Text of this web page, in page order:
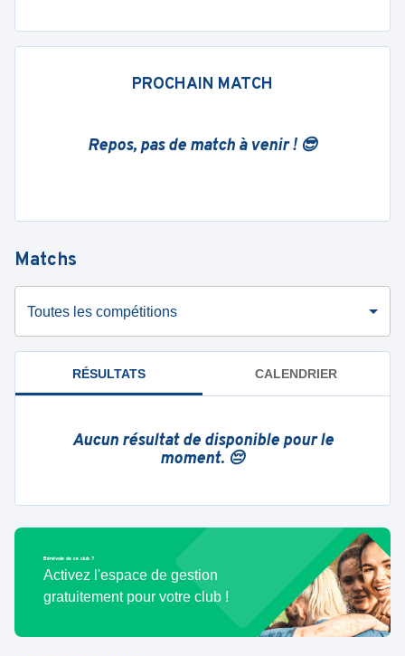
PROCHAIN MATCH
Repos, pas de match à venir ! 😎
Matchs
Toutes les compétitions
RÉSULTATS CALENDRIER
Aucun résultat de disponible pour le
moment. 😔
Bénévole de ce club ?
Activez l'espace de gestion
gratuitement pour votre club !